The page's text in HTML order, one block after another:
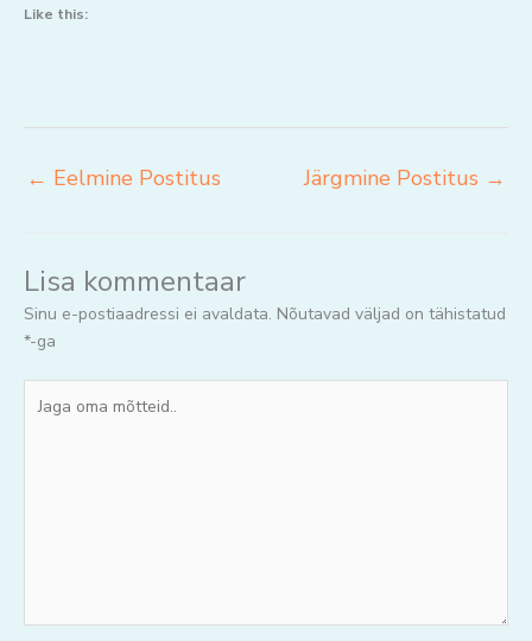
Like this:
← Eelmine Postitus Järgmine Postitus →
Lisa kommentaar
Sinu e-postiaadressi ei avaldata. Nõutavad väljad on tähistatud
*-ga
oma